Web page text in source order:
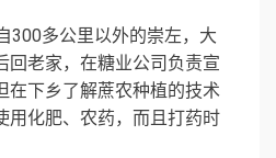
300多公里以外的崇左，大
回老家，在糖业公司负责宣
在下乡了解蔗农种植的技术
用化肥、农药，而且打药时